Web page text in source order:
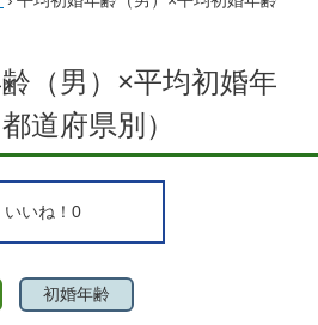
（男）×平均初婚年
道府県別）
いいね！ 0
初婚年齢